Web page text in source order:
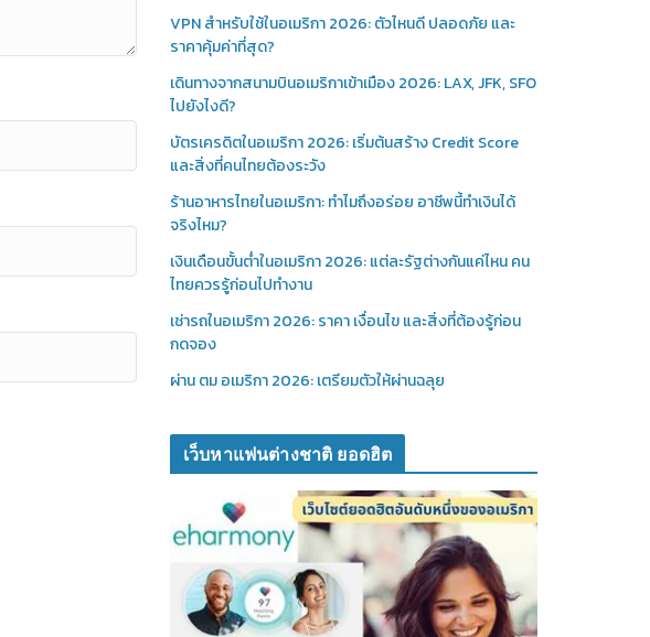
VPN สำหรับใช้ในอเมริกา 2026: ตัวไหนดี ปลอดภัย และ
ราคาคุ้มค่าที่สุด?
เดินทางจากสนามบินอเมริกาเข้าเมือง 2026: LAX, JFK, SFO
ไปยังไงดี?
บัตรเครดิตในอเมริกา 2026: เริ่มต้นสร้าง Credit Score
และสิ่งที่คนไทยต้องระวัง
ร้านอาหารไทยในอเมริกา: ทำไมถึงอร่อย อาชีพนี้ทำเงินได้
จริงไหม?
เงินเดือนขั้นต่ำในอเมริกา 2026: แต่ละรัฐต่างกันแค่ไหน คน
ไทยควรรู้ก่อนไปทำงาน
เช่ารถในอเมริกา 2026: ราคา เงื่อนไข และสิ่งที่ต้องรู้ก่อน
กดจอง
ผ่าน ตม อเมริกา 2026: เตรียมตัวให้ผ่านฉลุย
เว็บหาแฟนต่างชาติ ยอดฮิต